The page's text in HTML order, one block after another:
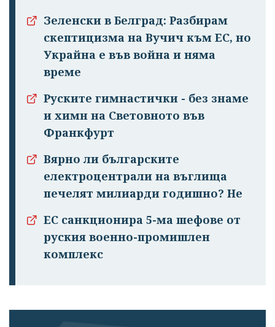
Зеленски в Белград: Разбирам
скептицизма на Вучич към ЕС, но
Украйна е във война и няма
време
Руските гимнастички - без знаме
и химн на Световното във
Франкфурт
Вярно ли българските
електроцентрали на въглища
печелят милиарди годишно? Не
ЕС санкционира 5-ма шефове от
руския военно-промишлен
комплекс